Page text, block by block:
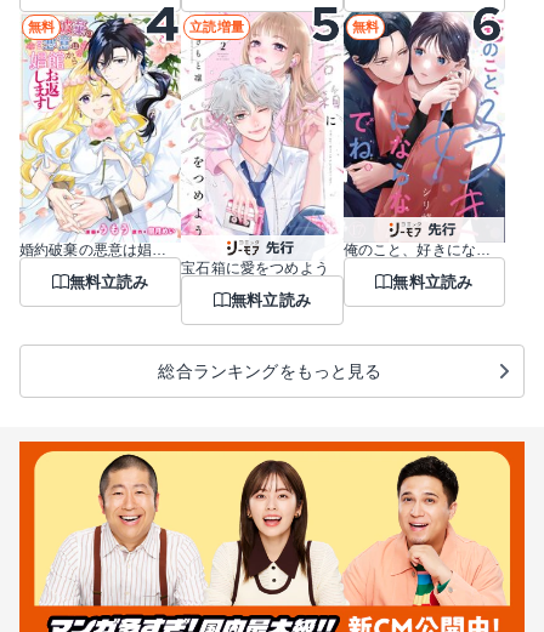
無料
無料立読み
立読増量
宝石箱に愛をつめよう
無料立読み
無料
無料立読み
総合ランキングをもっと見る